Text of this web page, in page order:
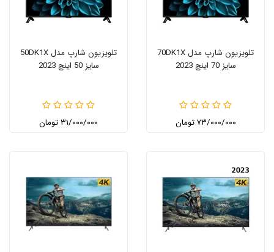
تلویزیون شارپ مدل 70DK1X
سایز 70 اینچ 2023
۷۳/۰۰۰/۰۰۰ تومان
تلویزیون شارپ مدل 50DK1X
سایز 50 اینچ 2023
۳۱/۰۰۰/۰۰۰ تومان